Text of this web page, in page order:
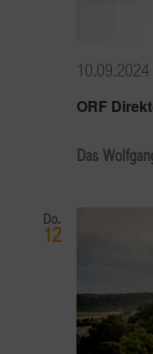
ORF
Das
Do.
12